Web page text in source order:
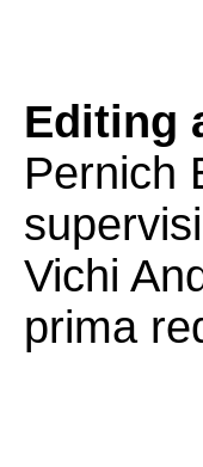
Editing
Pernich
Vichi
prima